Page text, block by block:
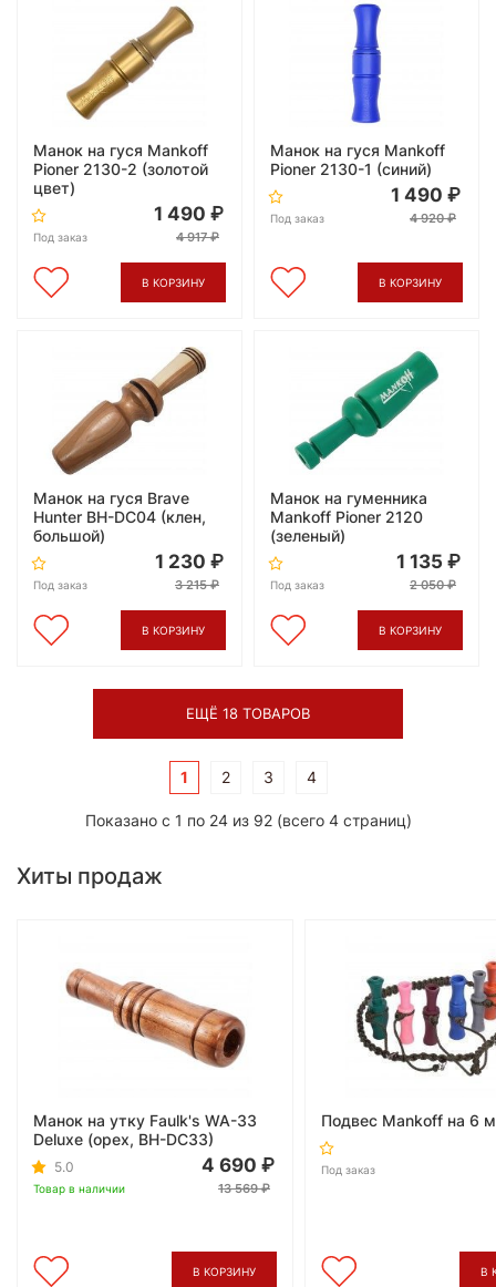
Манок на гуся Mankoff
Pioner 2130-2 (золотой
цвет)
Под заказ
1 490
4 917
В КОРЗИНУ
Манок на гуся Mankoff
Pioner 2130-1 (синий)
Под заказ
1 490
4 920
В КОРЗИНУ
Манок на гуся Brave
Hunter BH-DC04 (клен,
большой)
Под заказ
1 230
3 215
В КОРЗИНУ
Манок на гуменника
Mankoff Pioner 2120
(зеленый)
Под заказ
1 135
2 050
В КОРЗИНУ
ЕЩЁ 18 ТОВАРОВ
1 2 3 4
Показано с 1 по 24 из 92 (всего 4 страниц)
Хиты продаж
Манок на утку Faulk's WA-33
Deluxe (орех, BH-DC33)
5.0
Товар в наличии
4 690
13 569
В КОРЗИНУ
Подвес Mankoff на 6
Под заказ
В